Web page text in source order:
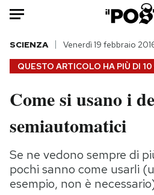
HOME
Italia
Politica
Tecnologia
Internet
Scienza
QUESTO ARTICOLO HA PIÙ DI
SCIENZA Venerdì 19 febbraio
Come si usano i
semiautomatici
Se ne vedono sempre di
pochi sanno come usarli
esempio, non è